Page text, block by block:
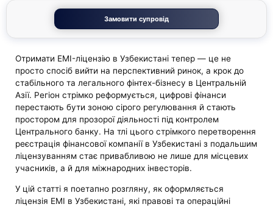
Замовити супровід
Отримати EMI-ліцензію в Узбекистані тепер — це не
просто спосіб вийти на перспективний ринок, а крок до
стабільного та легального фінтех-бізнесу в Центральній
Азії. Регіон стрімко реформується, цифрові фінанси
перестають бути зоною сірого регулювання й стають
простором для прозорої діяльності під контролем
Центрального банку. На тлі цього стрімкого перетворення
реєстрація фінансової компанії в Узбекистані з подальшим
ліцензуванням стає привабливою не лише для місцевих
учасників, а й для міжнародних інвесторів.
У цій статті я поетапно розгляну, як оформляється
ліцензія EMI в Узбекистані, які правові та операційні